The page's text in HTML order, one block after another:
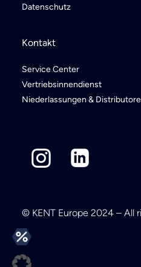
Datenschutz
Kontakt
Service Center
Vertriebsinnendienst
Niederlassungen &
© KENT Europe 2024 – All